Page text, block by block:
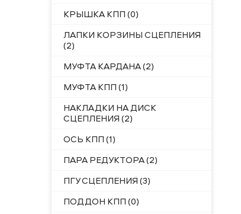
КРЫШКА КПП (0)
ЛАПКИ КОРЗИНЫ СЦЕПЛЕНИЯ
(2)
МУФТА КАРДАНА (2)
МУФТА КПП (1)
НАКЛАДКИ НА ДИСК
СЦЕПЛЕНИЯ (2)
ОСЬ КПП (1)
ПАРА РЕДУКТОРА (2)
ПГУ СЦЕПЛЕНИЯ (3)
ПОДДОН КПП (0)